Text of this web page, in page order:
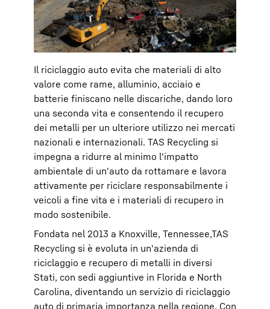
Il riciclaggio auto evita che materiali di alto
valore come rame, alluminio, acciaio e
batterie finiscano nelle discariche, dando loro
una seconda vita e consentendo il recupero
dei metalli per un ulteriore utilizzo nei mercati
nazionali e internazionali. TAS Recycling si
impegna a ridurre al minimo l'impatto
ambientale di un'auto da rottamare e lavora
attivamente per riciclare responsabilmente i
veicoli a fine vita e i materiali di recupero in
modo sostenibile.
Fondata nel 2013 a Knoxville, Tennessee,TAS
Recycling si è evoluta in un'azienda di
riciclaggio e recupero di metalli in diversi
Stati, con sedi aggiuntive in Florida e North
Carolina, diventando un servizio di riciclaggio
auto di primaria importanza nella regione. Con